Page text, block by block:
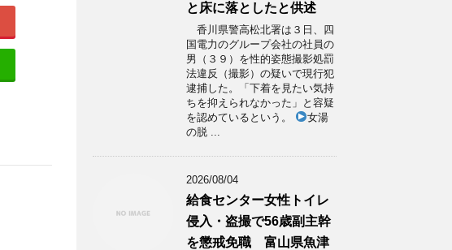
と床に落としたと供述
香川県警高松北署は３日、四
国電力のグループ会社の社員の
男（３９）を性的姿態撮影処罰
法違反（撮影）の疑いで現行犯
逮捕した。「下着を見たい気持
ちを抑えられなかった」と容疑
を認めているという。
女湯
の脱 ...
2026/08/04
給食センター女性トイレ
侵入・盗撮で56歳副主幹
を懲戒免職 富山県魚津